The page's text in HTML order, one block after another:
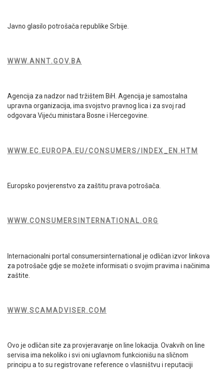
Javno glasilo potrošača republike Srbije.
WWW.ANNT.GOV.BA
Agencija za nadzor nad tržištem BiH. Agencija je samostalna
upravna organizacija, ima svojstvo pravnog lica i za svoj rad
odgovara Vijeću ministara Bosne i Hercegovine.
WWW.EC.EUROPA.EU/CONSUMERS/INDEX_EN.HTM
Europsko povjerenstvo za zaštitu prava potrošača.
WWW.CONSUMERSINTERNATIONAL.ORG
Internacionalni portal consumersinternational je odličan izvor linkova
za potrošače gdje se možete informisati o svojim pravima i načinima
zaštite.
WWW.SCAMADVISER.COM
Ovo je odličan site za provjeravanje on line lokacija. Ovakvih on line
servisa ima nekoliko i svi oni uglavnom funkcionišu na sličnom
principu a to su registrovane reference o vlasništvu i reputaciji